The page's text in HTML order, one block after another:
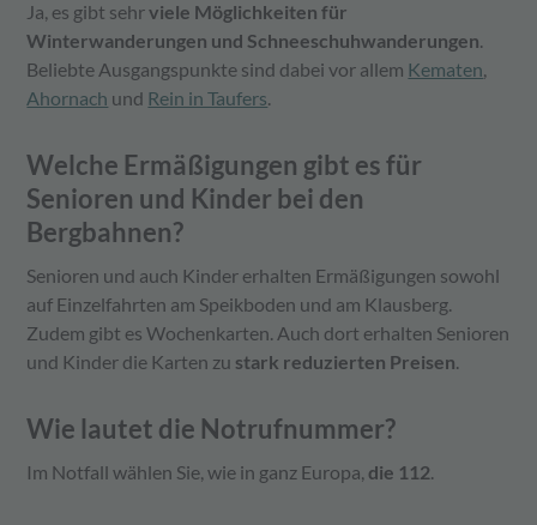
Ja, es gibt sehrviele Möglichkeiten für
Winterwanderungen und Schneeschuhwanderungen.
Beliebte Ausgangspunkte sind dabei vor allem Kematen,
Ahornach und Rein in Taufers.
Welche Ermäßigungen gibt es für
Senioren und Kinder bei den
Bergbahnen?
Senioren und auch Kinder erhalten Ermäßigungen sowohl
auf Einzelfahrten am Speikboden und am Klausberg.
Zudem gibt es Wochenkarten. Auch dort erhalten Senioren
und Kinder die Karten zu stark reduzierten Preisen.
Wie lautet die Notrufnummer?
Im Notfall wählen Sie, wie in ganz Europa, die 112.